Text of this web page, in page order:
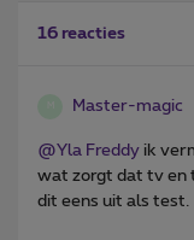
16 reacties
Master-magic
@Yla Freddy ik
wat zorgt dat tv en
dit eens uit als test.